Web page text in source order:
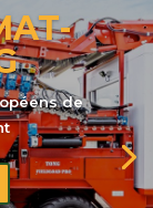
DE